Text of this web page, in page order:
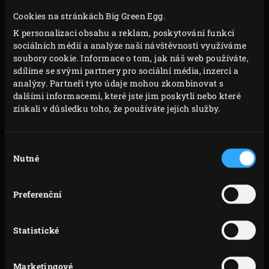
Cookies na stránkách Big Green Egg.
K personalizaci obsahu a reklam, poskytování funkcí
sociálních médií a analýze naší návštěvnosti využíváme
soubory cookie. Informace o tom, jak náš web používáte,
sdílíme se svými partnery pro sociální média, inzerci a
analýzy. Partneři tyto údaje mohou zkombinovat s
dalšími informacemi, které jste jim poskytli nebo které
získali v důsledku toho, že používáte jejich služby.
souhlasu
Nutné
Preferenční
Statistické
Marketingové
convEGGtor anerezový rošt a zahřejte na 180 °C.
Mezitím vyjměte těsto filo z mrazáku a nechte ho
rozmrazit v obalu. Na gril postavtelitinový rendlík
přidejte máslo a nechte ho rozpustit.
Rozpuštěné máslo vyjměte z EGG. Maloupánev
(Ø27 cm)vymažte částí rozpuštěného másla. Na
pracovní ploše rozložte těsto filo, horní plát potřete
složil. Tento postup opakujte se zbývajícími pláty
filo a každý z nich potřete máslem, aby byla pánev
Položte (studený)
na rošt, postavte na
dokud nebude filo křupavé a světle zlatavé. Mezitím
Vychladlé dulce de leche přendejte do mísy.